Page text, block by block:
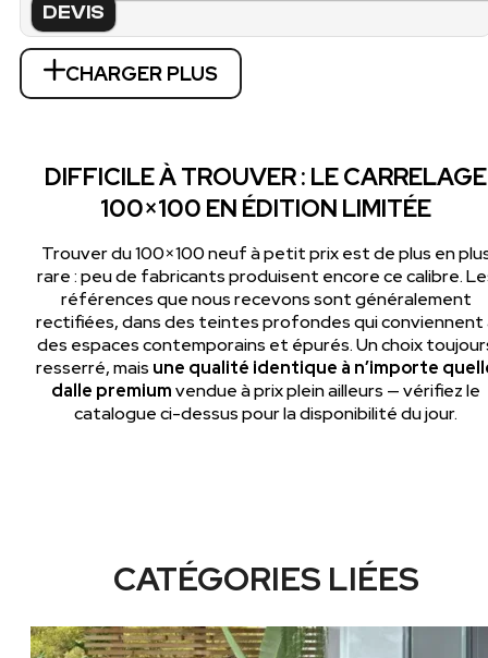
DEVIS
CHARGER PLUS
DIFFICILE À TROUVER : LE CARRELAGE
100×100 EN ÉDITION LIMITÉE
Trouver du 100×100 neuf à petit prix est de plus en
rare : peu de fabricants produisent encore ce calibre.
références que nous recevons sont généralement
rectifiées, dans des teintes profondes qui conviennent
des espaces contemporains et épurés. Un choix
resserré, mais une qualité identique à n’importe
dalle premiumvendue à prix plein ailleurs — vérifiez le
catalogue ci-dessus pour la disponibilité du jour.
CATÉGORIES LIÉES